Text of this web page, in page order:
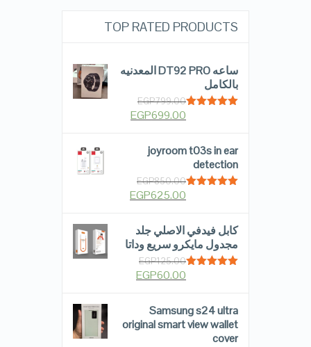
TOP RATED PRODUCTS
ساعه DT92 PRO المعدنيه
بالكامل
EGP799.00
EGP699.00
joyroom t03s in ear
detection
EGP850.00
EGP625.00
كابل فيدفي الاصلي جلد
مجدول مايكرو سريع وداتا
EGP125.00
EGP60.00
Samsung s24 ultra
original smart view wallet
cover